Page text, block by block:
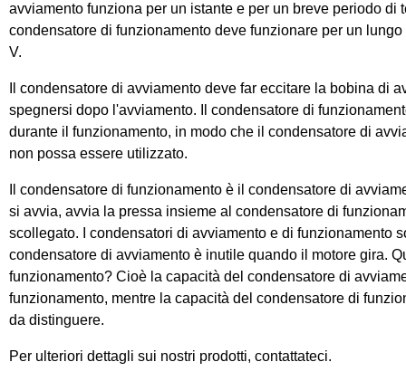
avviamento funziona per un istante e per un breve periodo
condensatore di funzionamento deve funzionare per un
V.
Il condensatore di avviamento deve far eccitare la bobina di
spegnersi dopo l'avviamento. Il condensatore di
durante il funzionamento, in modo che il condensatore di
non possa essere utilizzato.
Il condensatore di funzionamento è il condensatore di
si avvia, avvia la pressa insieme al condensatore di
scollegato. I condensatori di avviamento e di funzionamento
condensatore di avviamento è inutile quando il motore gira.
funzionamento? Cioè la capacità del condensatore di
funzionamento, mentre la capacità del condensatore di
da distinguere.
Per ulteriori dettagli sui nostri prodotti, contattateci.